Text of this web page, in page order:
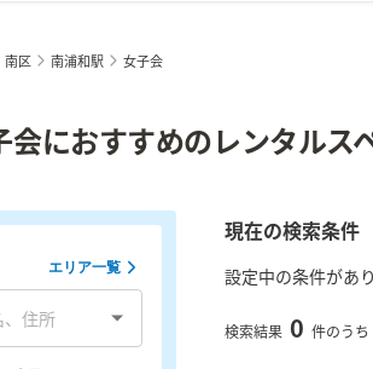
南区 南浦和駅 女子会
会におすすめのレンタルス
現在の検索条件
設定中の条件があ
検索結果 0 件のうち
エリア一覧